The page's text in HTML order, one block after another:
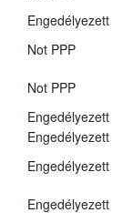
Engedélyezett
Not PPP
Not PPP
Engedélyezett
Engedélyezett
Engedélyezett
Engedélyezett